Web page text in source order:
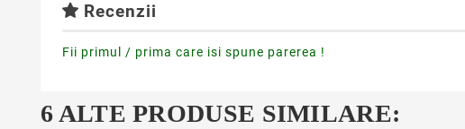
Recenzii
Fii primul / prima care isi spune parerea !
6 ALTE PRODUSE SIMILARE: